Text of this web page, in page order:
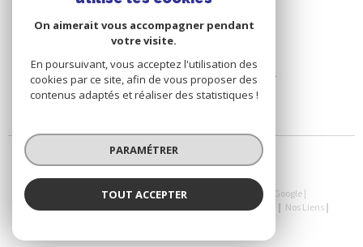
© 2026 | Tous droits réservés | Traduction powered by Google |
Nos Honoraires
Plan Du Site Mentions Légales Admin
Nos Liens
On aimerait vous accompagner pendant
votre visite.
En poursuivant, vous acceptez l'utilisation des
cookies par ce site, afin de vous proposer des
contenus adaptés et réaliser des statistiques !
PARAMÉTRER
TOUT ACCEPTER